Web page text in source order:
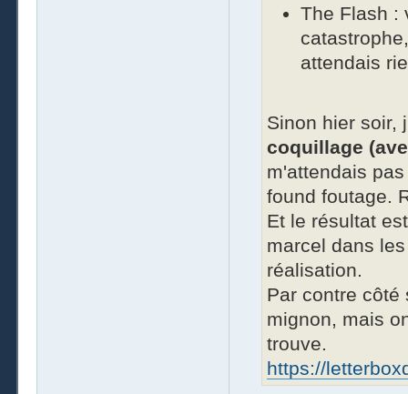
The Flash :
attendais
Sinon hier soir,
coquillage
m'attendais
found foutage.
Et le résultat
marcel dans
réalisation.
Par contre côté
mignon, mais
trouve.
https://